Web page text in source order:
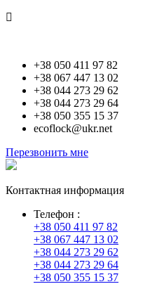
+38 050 411 97 82
+38 067 447 13 02
+38 044 273 29 62
+38 044 273 29 64
+38 050 355 15 37
ecoflock@ukr.net
Перезвонить мне
Контактная информация
Телефон :
+38 050 411 97 82
+38 067 447 13 02
+38 044 273 29 62
+38 044 273 29 64
+38 050 355 15 37